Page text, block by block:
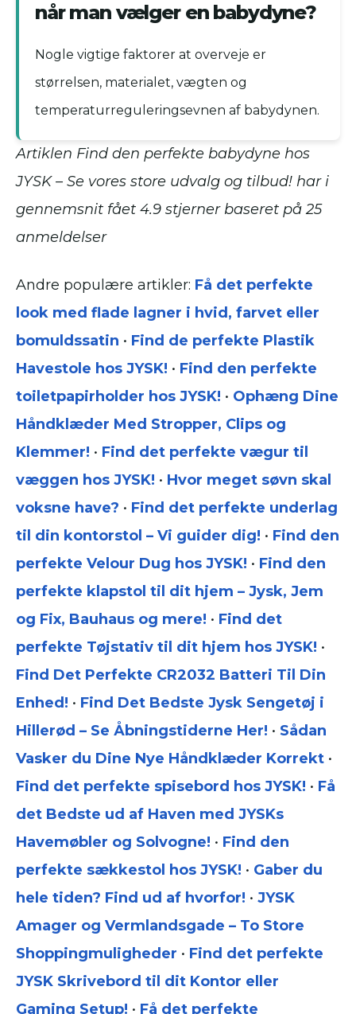
når man vælger en babydyne?
Nogle vigtige faktorer at overveje er
størrelsen, materialet, vægten og
temperaturreguleringsevnen af ​​babydynen.
Artiklen Find den perfekte babydyne hos
JYSK – Se vores store udvalg og tilbud! har i
gennemsnit fået 4.9 stjerner baseret på25
anmeldelser
Andre populære artikler: Få det perfekte
look med flade lagner i hvid, farvet eller
bomuldssatin • Find de perfekte Plastik
Havestole hos JYSK! • Find den perfekte
toiletpapirholder hos JYSK! • Ophæng Dine
Håndklæder Med Stropper, Clips og
Klemmer! • Find det perfekte vægur til
væggen hos JYSK! • Hvor meget søvn skal
voksne have? • Find det perfekte underlag
til din kontorstol – Vi guider dig! • Find den
perfekte Velour Dug hos JYSK! • Find den
perfekte klapstol til dit hjem – Jysk, Jem
og Fix, Bauhaus og mere! • Find det
perfekte Tøjstativ til dit hjem hos JYSK! •
Find Det Perfekte CR2032 Batteri Til Din
Enhed! • Find Det Bedste Jysk Sengetøj i
Hillerød – Se Åbningstiderne Her! • Sådan
Vasker du Dine Nye Håndklæder Korrekt •
Find det perfekte spisebord hos JYSK! • Få
det Bedste ud af Haven med JYSKs
Havemøbler og Solvogne! • Find den
perfekte sækkestol hos JYSK! • Gaber du
hele tiden? Find ud af hvorfor! • JYSK
Amager og Vermlandsgade – To Store
Shoppingmuligheder • Find det perfekte
JYSK Skrivebord til dit Kontor eller
Gaming Setup! • Få det perfekte